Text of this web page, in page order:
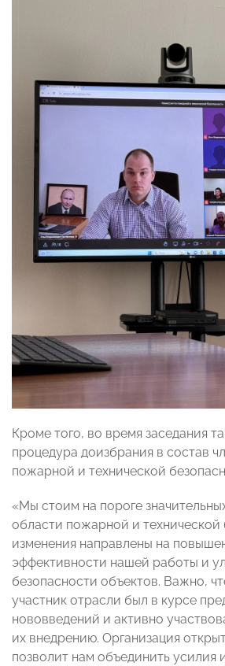
Кроме того, во время заседания
процедура доизбрания в состав
пожарной и технической
«Мы стоим на пороге
области пожарной и технической
изменения направлены на
эффективности нашей работы и
безопасности объектов. Важно,
участник отрасли был в курсе
нововведений и активно
их внедрению. Организация
позволит нам объединить усилия